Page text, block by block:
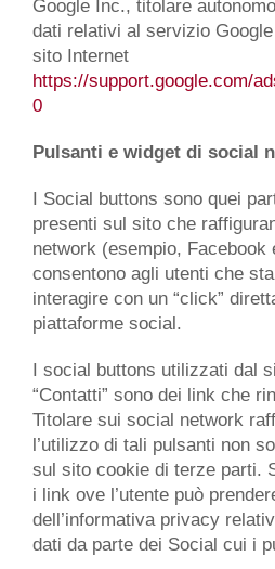
Google Inc., titolare
dati relativi al servizio
sito Internet
https://support.google.com/
0
Pulsanti e widget di social
I Social buttons sono quei
presenti sul sito che
network (esempio, Facebook
consentono agli utenti che
interagire con un “click”
piattaforme social.
I social buttons utilizzati dal
“Contatti” sono dei link che
Titolare sui social network
l’utilizzo di tali pulsanti non
sul sito cookie di terze parti.
i link ove l’utente può
dell’informativa privacy
dati da parte dei Social cui i